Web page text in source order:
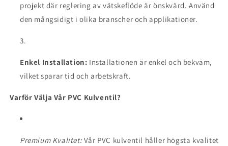
projekt där reglering av vätskeflöde är önskvärd. Använd
den mångsidigt i olika branscher och applikationer.
Enkel Installation: Installationen är enkel och bekväm,
vilket sparar tid och arbetskraft.
Varför Välja Vår PVC Kulventil?
Premium Kvalitet:Vår PVC kulventil håller högsta kvalitet